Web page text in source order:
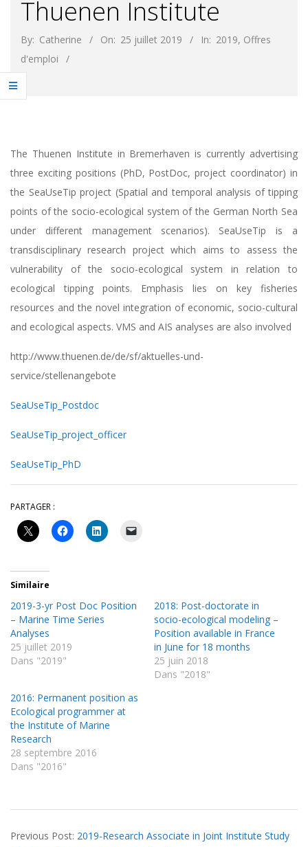
Thuenen Institute
By: Catherine On: 25 juillet 2019 In: 2019, Offres
d'emploi
The Thuenen Institute in Bremerhaven is currently advertising
three exciting positions (PhD, PostDoc, project coordinator) in
the SeaUseTip project (Spatial and temporal analysis of tipping
points of the socio-ecological system of the German North Sea
under different management scenarios). SeaUseTip is a
transdisciplinary research project which aims to assess the
vulnerability of the socio-ecological system in relation to
ecological tipping points. Emphasis lies on key fisheries
resources and the novel integration of economic, socio-cultural
and ecological aspects. VMS and AIS analyses are also involved
http://www.thuenen.de/de/sf/aktuelles-und-
service/stellenangebote
SeaUseTip_Postdoc
SeaUseTip_project_officer
SeaUseTip_PhD
PARTAGER :
Similaire
2019-3-yr Post Doc Position
– Marine Time Series
Analyses
25 juillet 2019
Dans "2019"
2018: Post-doctorate in
socio-ecological modeling –
Position available in France
in June for 18 months
25 juin 2018
Dans "2018"
2016: Permanent position as
Ecological programmer at
the Institute of Marine
Research
28 septembre 2016
Dans "2016"
07-
Previous Post: 2019-Research Associate in Joint Institute Study